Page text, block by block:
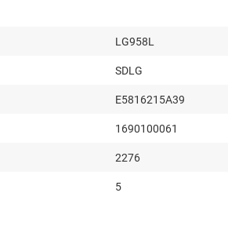
LG958L
SDLG
E5816215A39
1690100061
2276
5